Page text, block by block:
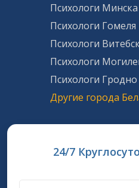
Психологи Минска
Психологи Гомеля
Психологи
Психологи
Психологи Гродно
Другие города
24/7